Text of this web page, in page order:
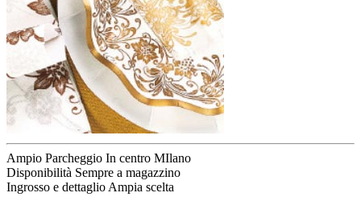
Ampio Parcheggio In centro MIlano
Disponibilità Sempre a magazzino
Ingrosso e dettaglio Ampia scelta